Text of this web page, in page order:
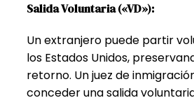
Salida Voluntaria («VD»):
Un extranjero puede partir
los Estados Unidos,
retorno. Un juez de
conceder una salida